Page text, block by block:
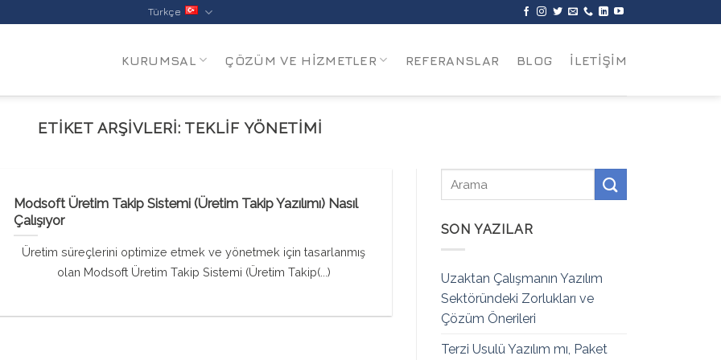
Türkçe
KURUMSAL ÇÖZÜM VE HIZMETLER REFERANSLAR BLOG İLETİŞİM
ETIKET ARŞIVLERI: TEKLIF YÖNETIMI
Modsoft Üretim Takip Sistemi (Üretim Takip Yazılımı) Nasıl
Çalışıyor
Üretim süreçlerini optimize etmek ve yönetmek için tasarlanmış
olan Modsoft Üretim Takip Sistemi (Üretim Takip(...)
SON YAZILAR
Uzaktan Çalışmanın Yazılım
Sektöründeki Zorlukları ve
Çözüm Önerileri
Terzi Usulü Yazılım mı, Paket